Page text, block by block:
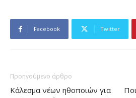
Facebook Twitter
Προηγούμενο άρθρο
Κάλεσμα νέων ηθοποιών για